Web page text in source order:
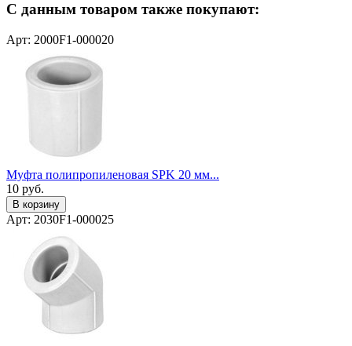
С данным товаром также покупают:
Арт: 2000F1-000020
Муфта полипропиленовая SPK 20 мм...
10 руб.
В корзину
Арт: 2030F1-000025